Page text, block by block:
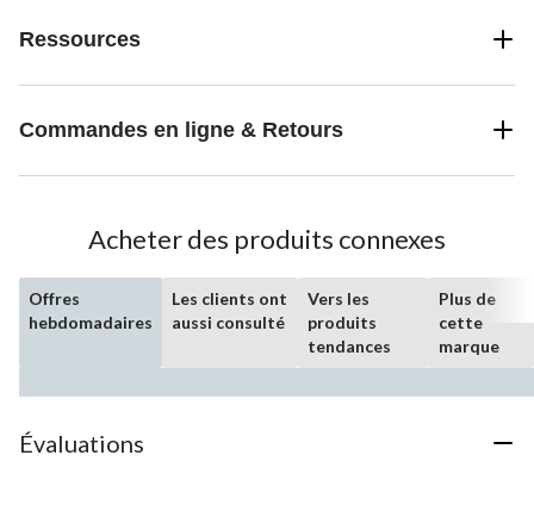
Ressources
Commandes en ligne & Retours
Acheter des produits connexes
Offres
hebdomadaires
Les clients ont
aussi consulté
Vers les
produits
tendances
Plus de
cette
marque
Évaluations